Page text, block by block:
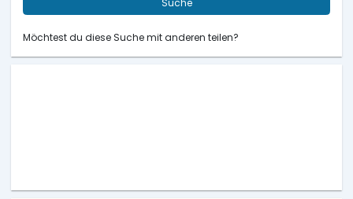
Suche
Möchtest du diese Suche mit anderen teilen?